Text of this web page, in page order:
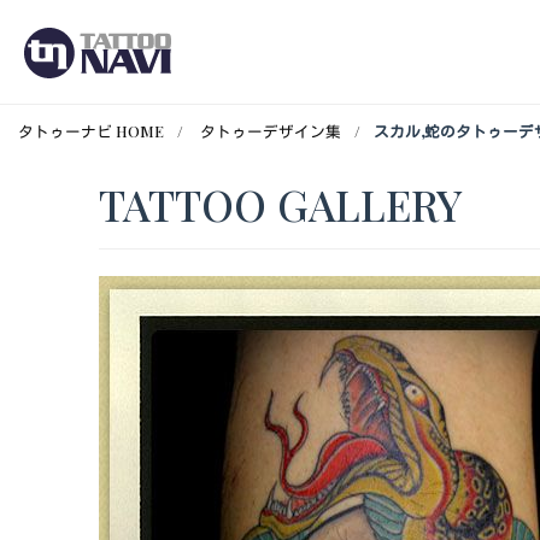
タトゥーナビ HOME タトゥーデザイン集 スカル,蛇のタトゥーデ
TATTOO GALLERY